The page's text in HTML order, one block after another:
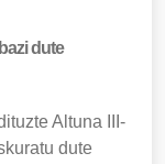
dute
Altuna III-
dute